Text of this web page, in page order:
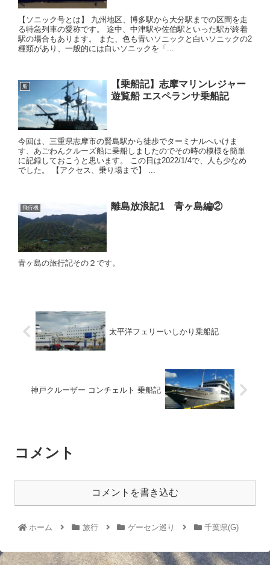
【ソニック号とは】 九州地区、博多駅から大分駅までの区間を走
る特急列車の愛称です。 途中、中津駅や佐伯駅といった駅が終着
駅の場合もあります。 また、色も青いソニックと白いソニックの2
種類があり、一般的には白いソニックを「...
船
【乗船記】志摩マリンレジャー
遊覧船 エスペランサ乗船記
今回は、三重県志摩市の賢島駅から徒歩でターミナルへいけま
す、あごわんクルーズ船に乗船しましたのでその時の模様を簡単
に記録しておこうと思います。 この日は2022/1/4で、人も少なめ
でした。 【アクセス、乗り場まで】 ...
飛行機 離島放浪記1 青ヶ島編②
青ヶ島の旅行記その２です。
太平洋フェリーいしかり乗船記
神戸クルーザー コンチェルト 乗船記
コメント
コメントを書き込む
ホーム 旅行 ゲーセン巡り 千葉県(G)